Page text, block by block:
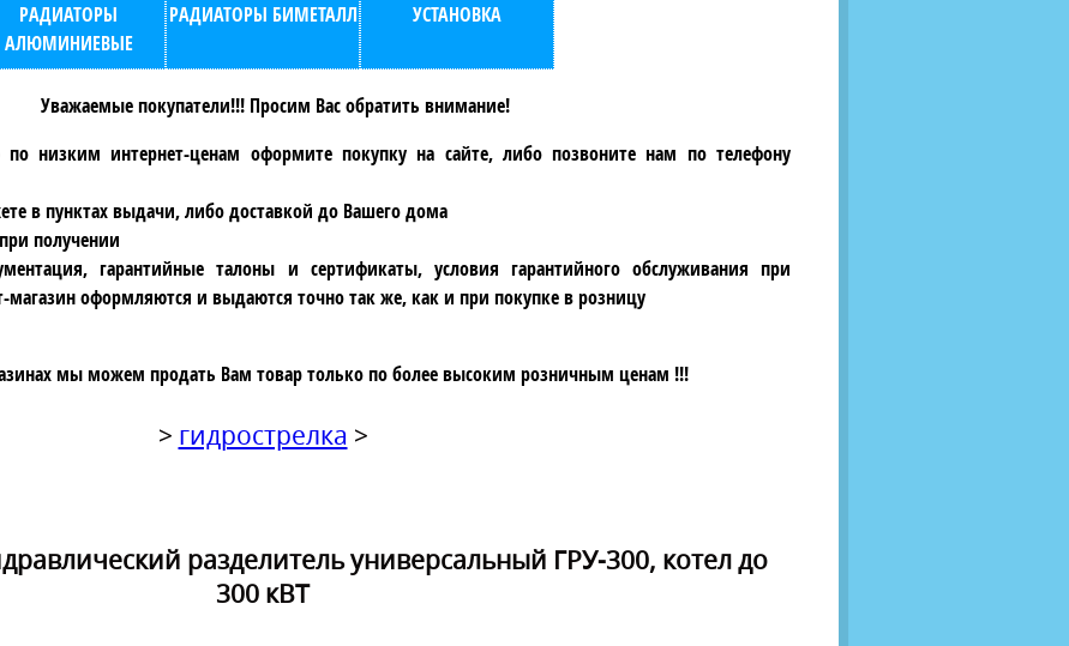
РАДИАТОРЫ
АЛЮМИНИЕВЫЕ
РАДИАТОРЫ БИМЕТАЛЛ УСТАНОВКА
Уважаемые покупатели!!! Просим Вас обратить внимание!
по низким интернет-ценам оформите покупку на сайте, либо позвоните нам по телефону
в пунктах выдачи, либо доставкой до Вашего дома
получении
гарантийные талоны и сертификаты, условия гарантийного обслуживания при
магазин оформляются и выдаются точно так же, как и при покупке в розницу
мы можем продать Вам товар только по более высоким розничным ценам !!!
> гидрострелка >
разделитель универсальный ГРУ-300, котел до
300 кВТ